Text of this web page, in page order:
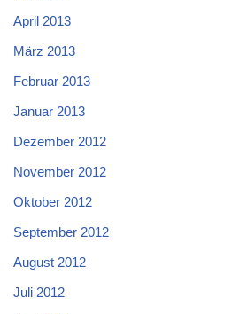
April 2013
März 2013
Februar 2013
Januar 2013
Dezember 2012
November 2012
Oktober 2012
September 2012
August 2012
Juli 2012